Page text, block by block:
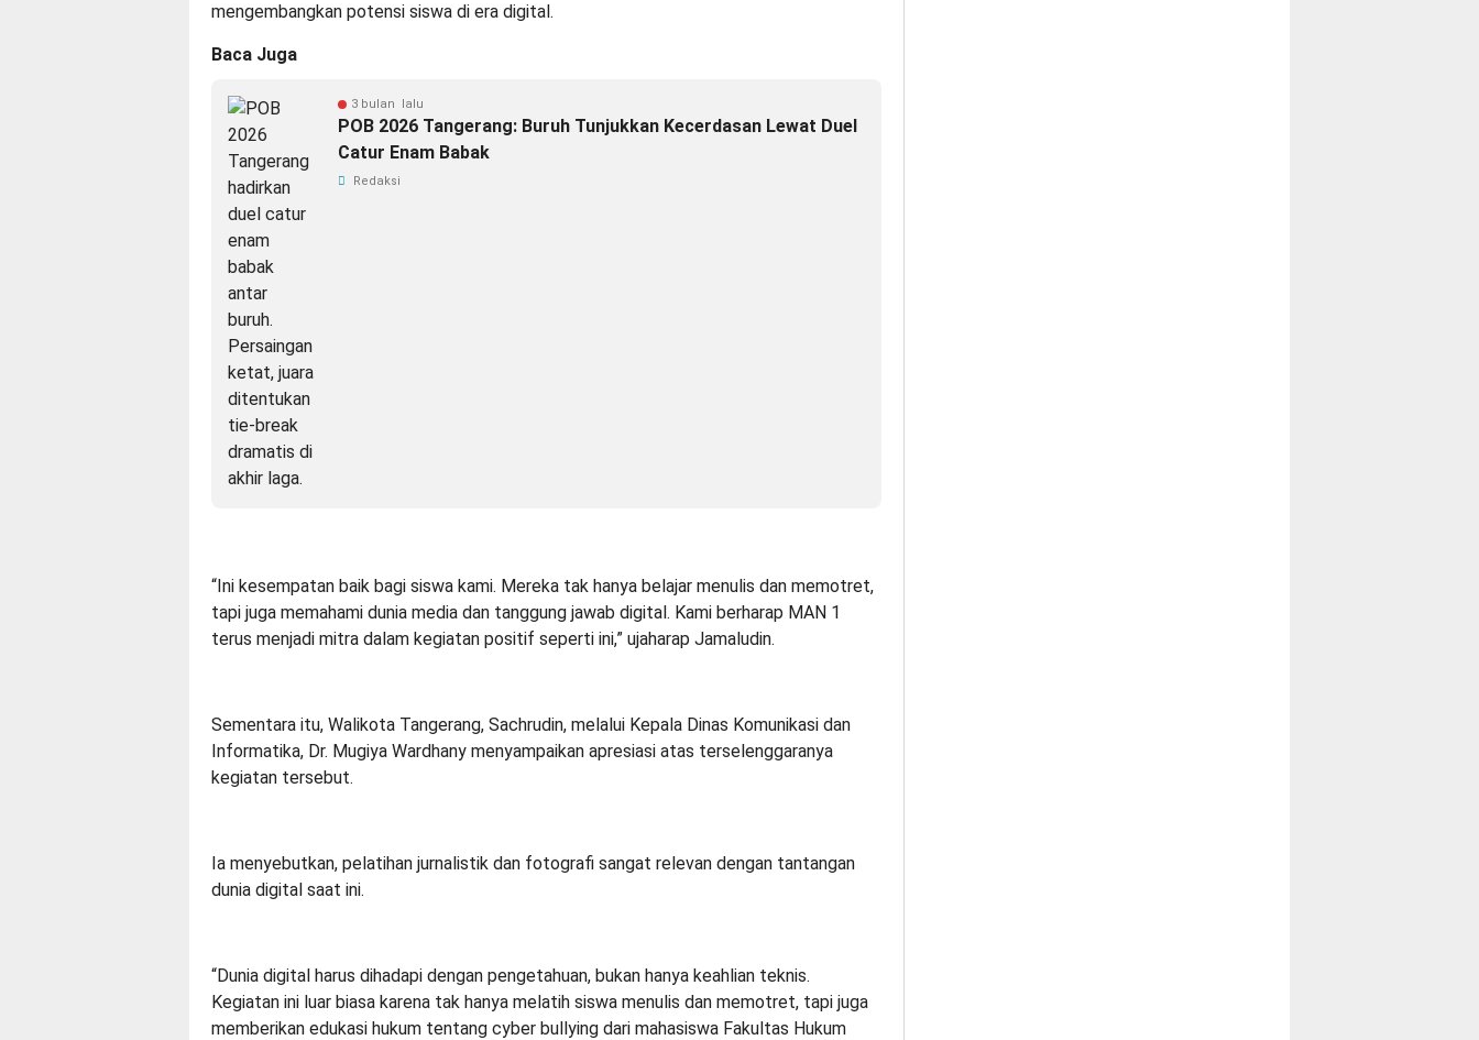
mengembangkan potensi siswa di era digital.
Baca Juga
3 bulan lalu
POB 2026 Tangerang: Buruh Tunjukkan Kecerdasan Lewat Duel
Catur Enam Babak
Redaksi
“Ini kesempatan baik bagi siswa kami. Mereka tak hanya belajar menulis dan memotret,
tapi juga memahami dunia media dan tanggung jawab digital. Kami berharap MAN 1
terus menjadi mitra dalam kegiatan positif seperti ini,” ujaharap Jamaludin.
Sementara itu, Walikota Tangerang, Sachrudin, melalui Kepala Dinas Komunikasi dan
Informatika, Dr. Mugiya Wardhany menyampaikan apresiasi atas terselenggaranya
kegiatan tersebut.
Ia menyebutkan, pelatihan jurnalistik dan fotografi sangat relevan dengan tantangan
dunia digital saat ini.
“Dunia digital harus dihadapi dengan pengetahuan, bukan hanya keahlian teknis.
Kegiatan ini luar biasa karena tak hanya melatih siswa menulis dan memotret, tapi juga
memberikan edukasi hukum tentang cyber bullying dari mahasiswa Fakultas Hukum